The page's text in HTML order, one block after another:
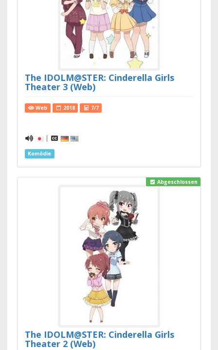
The IDOLM@STER: Cinderella Girls
Theater 3 (Web)
Web 2018 7/7
|
Komödie
Abgeschlossen
The IDOLM@STER: Cinderella Girls
Theater 2 (Web)